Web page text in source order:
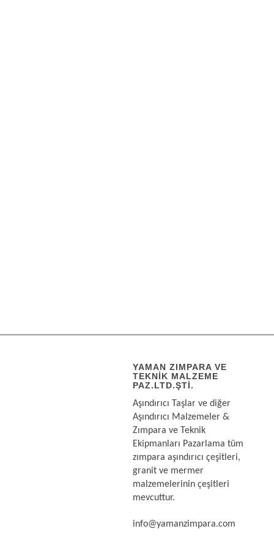
YAMAN ZIMPARA VE
TEKNIK MALZEME
PAZ.LTD.ŞTI.
Aşındırıcı Taşlar ve diğer
Aşındırıcı Malzemeler &
Zımpara ve Teknik
Ekipmanları Pazarlama tüm
zımpara aşındırıcı çeşitleri,
granit ve mermer
malzemelerinin çeşitleri
mevcuttur.
info@yamanzimpara.com